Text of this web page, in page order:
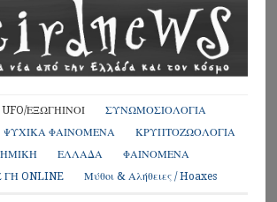
UFO/ΕΞΩΓΗΙΝΟΙ
ΣΥΝΩΜΟΣΙΟΛΟΓΙΑ
ΨΥΧΙΚΑ ΦΑΙΝΟΜΕΝΑ
ΚΡΥΠΤΟΖΩΟΛΟΓΙΑ
ΕΛΛΑΔΑ
ΦΑΙΝΟΜΕΝΑ
ONLINE
Μύθοι & Αλήθειες / Hoaxes